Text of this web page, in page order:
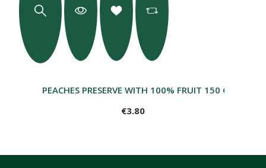
PEACHES PRESERVE WITH 100% FRUIT 150 G
€3.80